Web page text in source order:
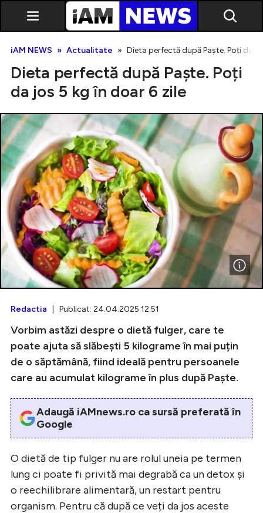
Exclusiv
Creează cont
iAM NEWS Actualitate Dieta perfectă după Paște. Poți da
Dieta perfectă după Paște. Poți
da jos 5 kg în doar 6 zile
Redactia | Publicat: 24.04.2025 12:51
Vorbim astăzi despre o dietă fulger, care te
poate ajuta să slăbești 5 kilograme în mai puțin
de o săptămână, fiind ideală pentru persoanele
care au acumulat kilograme în plus după Paște.
Adaugă iAMnews.ro ca sursă preferată în
Google
O dietă de tip fulger nu are rolul uneia pe termen
lung ci poate fi privită mai degrabă ca un detox și
o reechilibrare alimentară, un restart pentru
organism. Pentru că după ce veți da jos aceste